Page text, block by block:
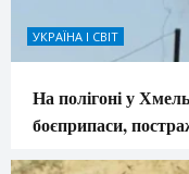
УКРАЇНА І СВІТ
На полігоні у
боєприпаси,